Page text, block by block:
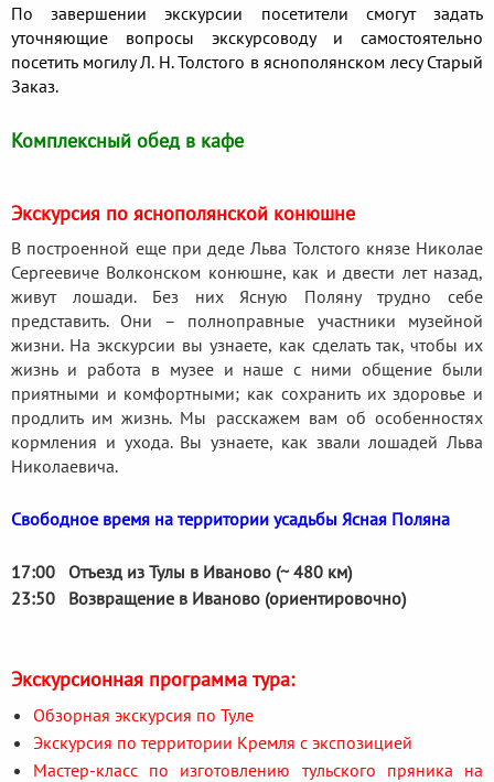
По завершении экскурсии посетители смогут задать
уточняющие вопросы экскурсоводу и самостоятельно
посетить могилу Л. Н. Толстого в яснополянском лесу Старый
Заказ.
Комплексный обед в кафе
Экскурсия по яснополянской конюшне
В построенной еще при деде Льва Толстого князе Николае
Сергеевиче Волконском конюшне, как и двести лет назад,
живут лошади. Без них Ясную Поляну трудно себе
представить. Они – полноправные участники музейной
жизни. На экскурсии вы узнаете, как сделать так, чтобы их
жизнь и работа в музее и наше с ними общение были
приятными и комфортными; как сохранить их здоровье и
продлить им жизнь. Мы расскажем вам об особенностях
кормления и ухода. Вы узнаете, как звали лошадей Льва
Николаевича.
Свободное время на территории усадьбы Ясная Поляна
17:00 Отъезд из Тулы в Иваново (~ 480 км)
23:50 Возвращение в Иваново (ориентировочно)
Экскурсионная программа тура:
Обзорная экскурсия по Туле
Экскурсия по территории Кремля с экспозицией
Мастер-класс по изготовлению тульского пряника на